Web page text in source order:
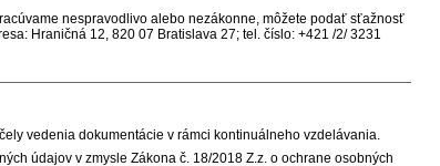
nespravodlivo alebo nezákonne, môžete podať sťažnosť
Hraničná 12, 820 07 Bratislava 27; tel. číslo: +421 /2/ 3231
vedenia dokumentácie v rámci kontinuálneho vzdelávania.
údajov v zmysle Zákona č. 18/2018 Z.z. o ochrane osobných